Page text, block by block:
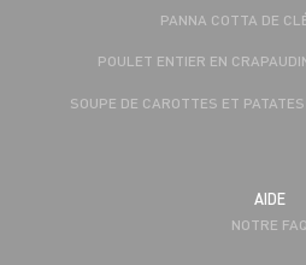
PANNA COTTA DE
POULET ENTIER EN
SOUPE DE CAROTTES ET
AIDE
NOTRE FAQ